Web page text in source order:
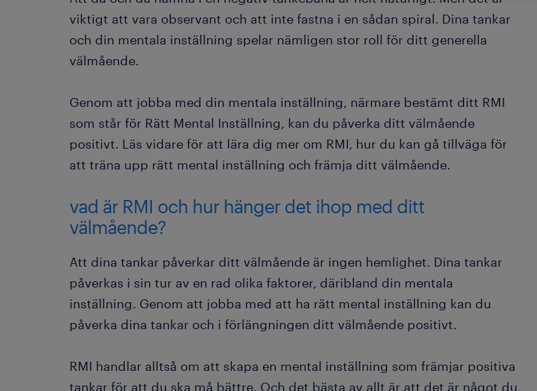
viktigt att vara observant och att inte fastna i en sådan spiral. Dina tankar
och din mentala inställning spelar nämligen stor roll för ditt generella
välmående.
Genom att jobba med din mentala inställning, närmare bestämt ditt RMI
som står för Rätt Mental Inställning, kan du påverka ditt välmående
positivt. Läs vidare för att lära dig mer om RMI, hur du kan gå tillväga för
att träna upp rätt mental inställning och främja ditt välmående.
vad är RMI och hur hänger det ihop med ditt
välmående?
Att dina tankar påverkar ditt välmående är ingen hemlighet. Dina tankar
påverkas i sin tur av en rad olika faktorer, däribland din mentala
inställning. Genom att jobba med att ha rätt mental inställning kan du
påverka dina tankar och i förlängningen ditt välmående positivt.
RMI handlar alltså om att skapa en mental inställning som främjar positiva
tankar för att du ska må bättre. Och det bästa av allt är att det är något du